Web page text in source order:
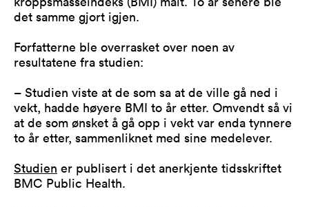
det samme gjort igjen.
Forfatterne ble overrasket over noen av
resultatene fra studien:
– Studien viste at de som sa at de ville gå ned i
vekt, hadde høyere BMI to år etter. Omvendt så vi
at de som ønsket å gå opp i vekt var enda tynnere
to år etter, sammenliknet med sine medelever.
Studien er publisert i det anerkjente tidsskriftet
BMC Public Health.